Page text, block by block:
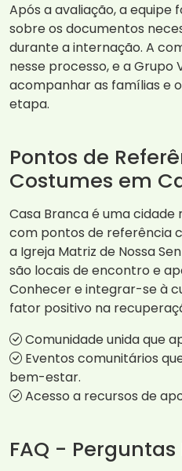
Após a avaliação, a
sobre os documentos
durante a internação. A
nesse processo, e a Grupo
acompanhar as famílias e
etapa.
Pontos de
Costumes em
Casa Branca é uma
com pontos de referência
a Igreja Matriz de Nossa
são locais de encontro e
Conhecer e integrar-se à
fator positivo na
Comunidade unida que
Eventos comunitários
bem-estar.
Acesso a recursos de
FAQ -